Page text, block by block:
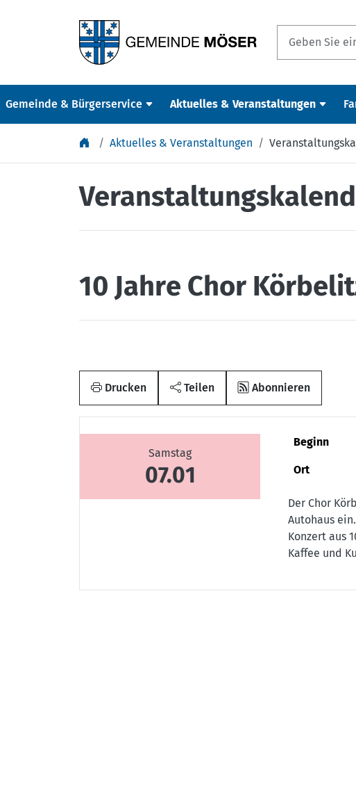
Gemeinde & Bürgerservice Aktuelles & Veranstaltungen
Aktuelles & Veranstaltungen
10 Jahre Chor
Drucken Teilen Abonnieren
Samstag
07.01
Beginn
Ort
Der Chor
Autohaus
Konzert aus
Kaffee und